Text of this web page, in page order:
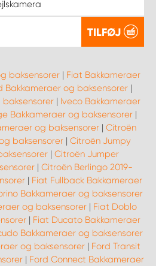
TILFØJ
baksensorer| Fiat Bakkameraer
Bakkameraer og baksensorer|
| Iveco Bakkameraer
Bakkameraer og baksensorer |
og baksensorer | Citroën
baksensorer| Citroën Jumpy
| Citroën Jumper
| Citroën Berlingo 2019-
| Fiat Fullback Bakkameraer
Bakkameraer og baksensorer
og baksensorer| Fiat Doblo
| Fiat Ducato Bakkameraer
Bakkameraer og baksensorer
og baksensorer | Ford Transit
| Ford Connect Bakkameraer